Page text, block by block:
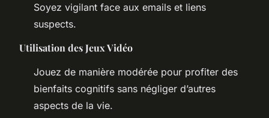
Soyez vigilant face aux emails et liens
suspects.
Utilisation des Jeux Vidéo
Jouez de manière modérée pour profiter des
bienfaits cognitifs sans négliger d’autres
aspects de la vie.